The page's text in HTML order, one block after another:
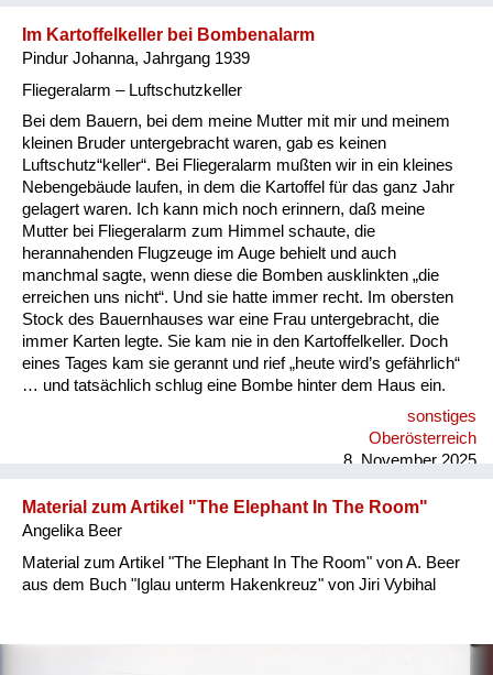
Kategorie
Besatzungsmächte
Frauen, Mütter, Kinder
Versorgung
Heimkehrer
Fluchtgeschichten
Familiengeschichten
Schule und Ausbildung
Wohnen
Im Kartoffelkeller bei Bombenalarm
Pindur Johanna, Jahrgang 1939
Fliegeralarm – Luftschutzkeller
Bei dem Bauern, bei dem meine Mutter mit mir und meinem
kleinen Bruder untergebracht waren, gab es keinen
Luftschutz“keller“. Bei Fliegeralarm mußten wir in ein kleines
Nebengebäude laufen, in dem die Kartoffel für das ganz Jahr
gelagert waren. Ich kann mich noch erinnern, daß meine
Mutter bei Fliegeralarm zum Himmel schaute, die
herannahenden Flugzeuge im Auge behielt und auch
manchmal sagte, wenn diese die Bomben ausklinkten „die
erreichen uns nicht“. Und sie hatte immer recht. Im obersten
Stock des Bauernhauses war eine Frau untergebracht, die
immer Karten legte. Sie kam nie in den Kartoffelkeller. Doch
eines Tages kam sie gerannt und rief „heute wird’s gefährlich“
… und tatsächlich schlug eine Bombe hinter dem Haus ein.
sonstiges
Oberösterreich
8. November 2025
Material zum Artikel "The Elephant In The Room"
Angelika Beer
Material zum Artikel "The Elephant In The Room" von A. Beer
aus dem Buch "Iglau unterm Hakenkreuz" von Jiri Vybihal